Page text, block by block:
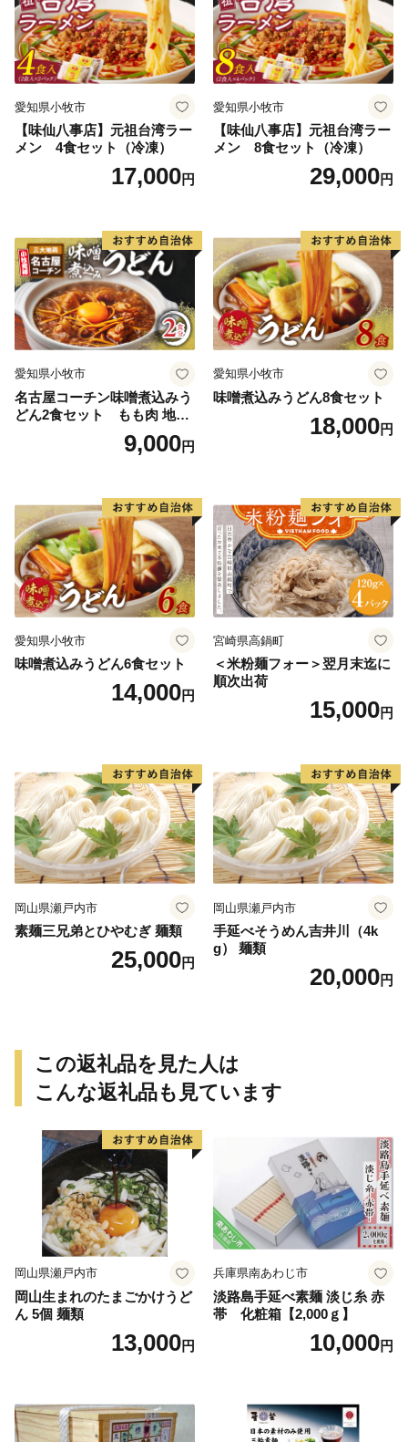
の品」の選択は固くお断りいたします。
＜寄附金受領証明書について＞
●寄附金受領証明書等の書類は、「お礼の品」とは別に
順次発送いたしますので、入金確認後２週間ほどで到着
となります。
愛知県小牧市
【味仙八事店】元祖台湾ラー
メン 4食セット（冷凍）
17,000円
愛知県小牧市
【味仙八事店】元祖台湾ラー
メン 8食セット（冷凍）
29,000円
愛知県小牧市
名古屋コーチン味噌煮込みう
どん2食セット もも肉 地鶏
9,000円
愛知県小牧市
味噌煮込みうどん8食セット
18,000円
愛知県小牧市
味噌煮込みうどん6食セット
14,000円
宮崎県高鍋町
＜米粉麺フォー＞翌月末迄に
順次出荷
15,000円
岡山県瀬戸内市
素麺三兄弟とひやむぎ 麺類
25,000円
岡山県瀬戸内市
手延べそうめん吉井川（4k
g） 麺類
20,000円
この返礼品を見た人は
こんな返礼品も見ています
岡山県瀬戸内市
岡山生まれのたまごかけうど
ん 5個 麺類
13,000円
兵庫県南あわじ市
淡路島手延べ素麺 淡じ糸 赤
帯 化粧箱【2,000ｇ】
10,000円